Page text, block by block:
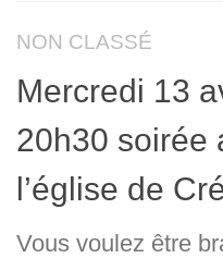
NON CLASSÉ
Mercredi 13
20h30 soirée
l’église de
Vous voulez être